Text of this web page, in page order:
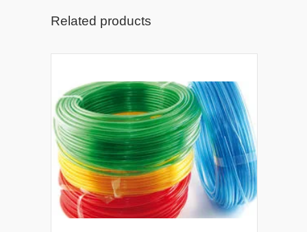
Related products